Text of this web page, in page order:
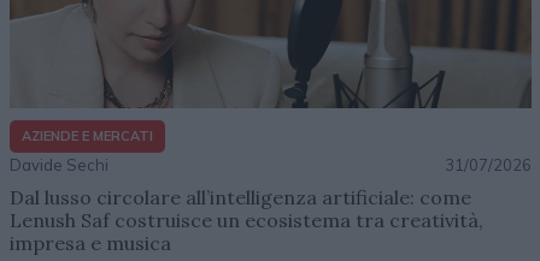
AZIENDE E MERCATI
Davide Sechi 31/07/2026
Dal lusso circolare all’intelligenza artificiale: come
Lenush Saf costruisce un ecosistema tra creatività,
impresa e musica